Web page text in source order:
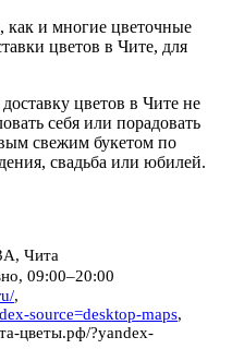
как и многие цветочные
цветов в Чите, для
цветов в Чите не
себя или порадовать
свежим букетом по
свадьба или юбилей.
Чита
09:00–20:00
,
source=desktop-maps,
цветы.рф/?yandex-